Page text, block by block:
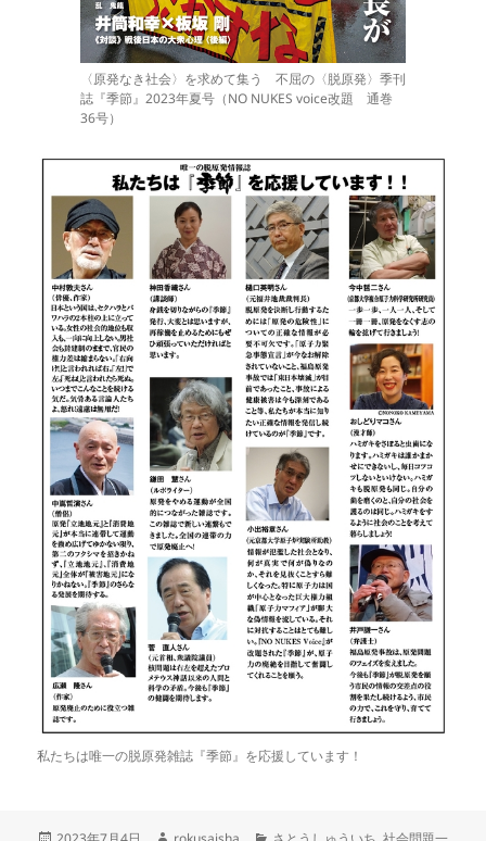
〈原発なき社会〉を求めて集う 不屈の〈脱原発〉季刊
誌『季節』2023年夏号（NO NUKES voice改題 通巻
36号）
私たちは唯一の脱原発雑誌『季節』を応援しています！
投 作 カ